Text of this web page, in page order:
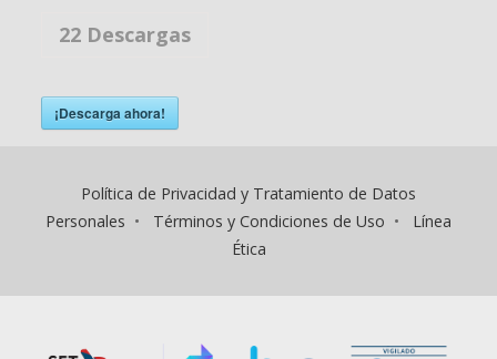
22Descargas
¡Descarga ahora!
Política de Privacidad y Tratamiento de Datos
Personales • Términos y Condiciones de Uso • Línea
Ética